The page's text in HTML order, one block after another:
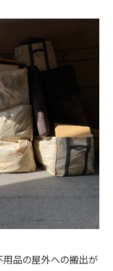
用品の屋外への搬出が